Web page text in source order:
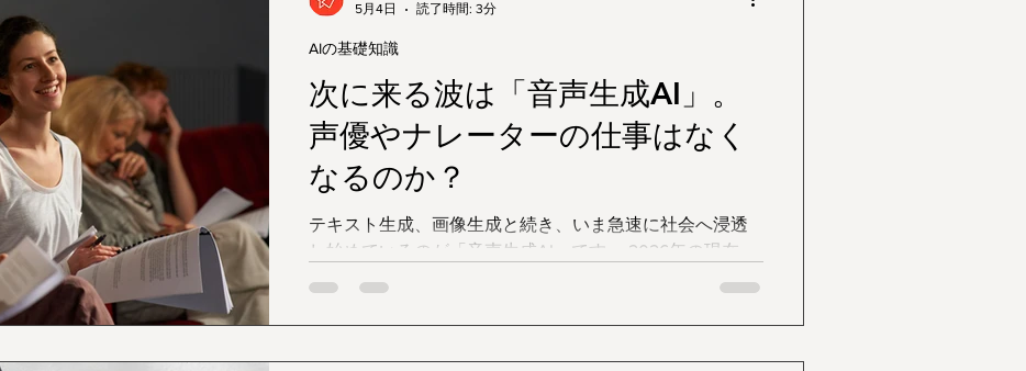
次に来る波は「音声生成AI」。
声優やナレーターの仕事はなく
なるのか？
テキスト生成、画像生成と続き、いま急速に社会へ浸透
し始めているのが「音声生成AI」です。 2026年の現在、
なニュアンスまでも再現するその技術は、エンターテイ
AIの基礎知識
5月4日
読了時間: 3分